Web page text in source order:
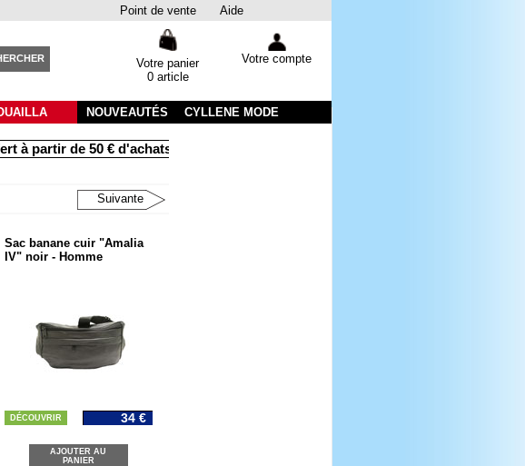
Point de vente Aide
Votre panier
0 article
Votre compte
NOUVEAUTÉS CYLLENE MODE
de 50 € d'achats Livraison sous 48 heures par colissimo avec suivi
Suivante
Sac banane cuir "Amalia
IV" noir - Homme
DÉCOUVRIR 34 €
AJOUTER AU
PANIER